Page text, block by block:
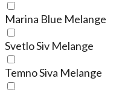
Marina Blue Melange
Svetlo Siv Melange
Temno Siva Melange